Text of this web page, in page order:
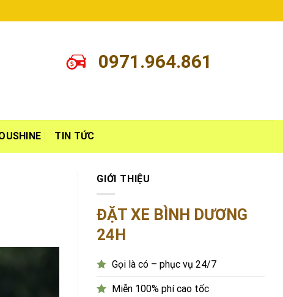
0971.964.861
TIN TỨC
GIỚI THIỆU
ĐẶT XE BÌNH DƯƠNG
24H
Gọi là có – phục vụ 24/7
Miễn 100% phí cao tốc